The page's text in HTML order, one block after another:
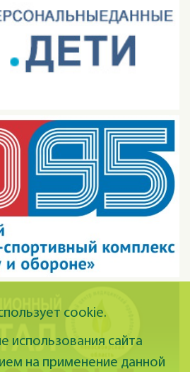
cookie.
использования сайта
на применение данной